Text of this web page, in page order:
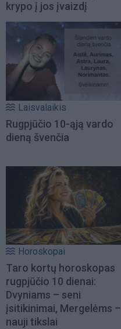
krypo į jos įvaizdį
Laisvalaikis
Rugpjūčio 10-ąją vardo
dieną švenčia
Horoskopai
Taro kortų horoskopas
rugpjūčio 10 dienai:
Dvyniams – seni
įsitikinimai, Mergelėms –
nauji tikslai